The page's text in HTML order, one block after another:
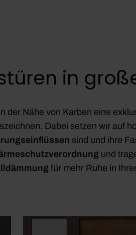
in
der Nähe von Karben eine
Dabei setzen wir auf
sind und ihre
und
für mehr Ruhe in